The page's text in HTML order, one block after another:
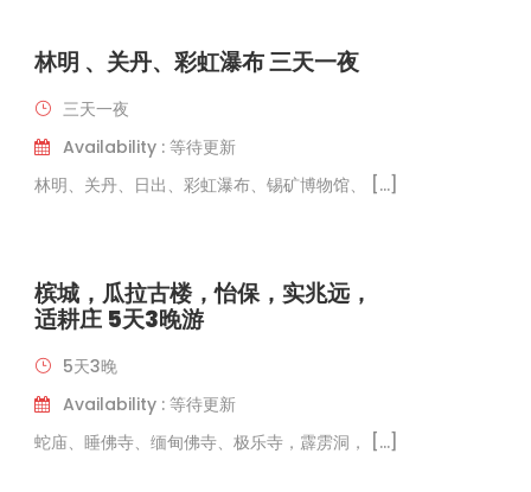
林明 、关丹、彩虹瀑布 三天一夜
三天一夜
Availability : 等待更新
林明、关丹、日出、彩虹瀑布、锡矿博物馆、 […]
槟城，瓜拉古楼，怡保，实兆远，
适耕庄 5天3晚游
5天3晚
Availability : 等待更新
蛇庙、睡佛寺、缅甸佛寺、极乐寺，霹雳洞， […]